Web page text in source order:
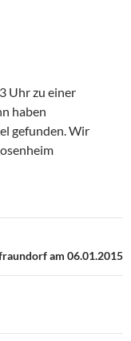
Uhr zu einer
haben
gefunden. Wir
am 06.01.2015